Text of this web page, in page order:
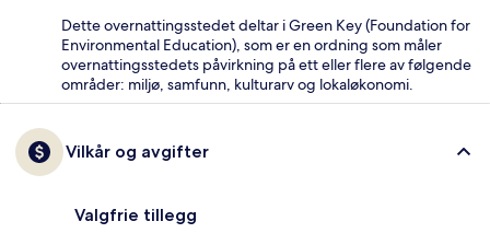
Dette overnattingsstedet deltar i Green Key (Foundation for
Environmental Education), som er en ordning som måler
overnattingsstedets påvirkning på ett eller flere av følgende
områder: miljø, samfunn, kulturarv og lokaløkonomi.
Vilkår og avgifter
Valgfrie tillegg